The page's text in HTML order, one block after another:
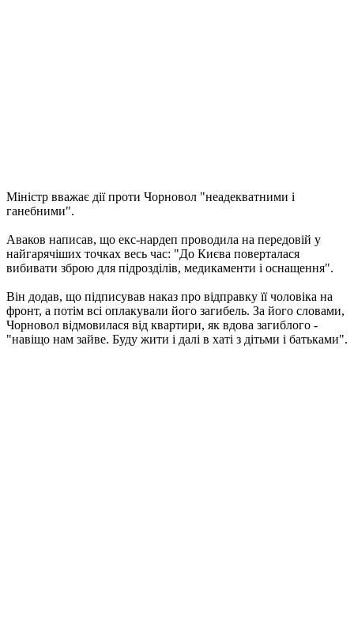
Міністр вважає дії проти Чорновол "неадекватними і
ганебними".
Аваков написав, що екс-нардеп проводила на передовій у
найгарячіших точках весь час: "До Києва поверталася
вибивати зброю для підрозділів, медикаменти і оснащення".
Він додав, що підписував наказ про відправку її чоловіка на
фронт, а потім всі оплакували його загибель. За його словами,
Чорновол відмовилася від квартири, як вдова загиблого -
"навіщо нам зайве. Буду жити і далі в хаті з дітьми і батьками".